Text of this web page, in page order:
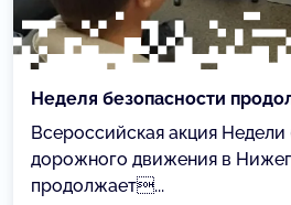
Неделя безопасности
Всероссийская акция Недели
дорожного движения в
продолжает...